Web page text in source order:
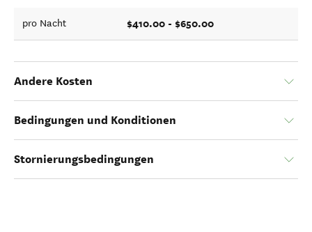
pro Nacht $410.00 - $650.00
Andere Kosten
Bedingungen und Konditionen
Stornierungsbedingungen